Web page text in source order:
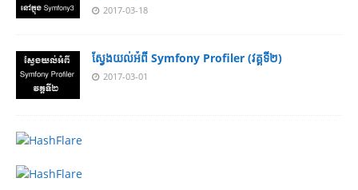
2017-03-18
ស្វែងយល់អំពី Symfony Profiler (វគ្គទី២)
2017-03-01